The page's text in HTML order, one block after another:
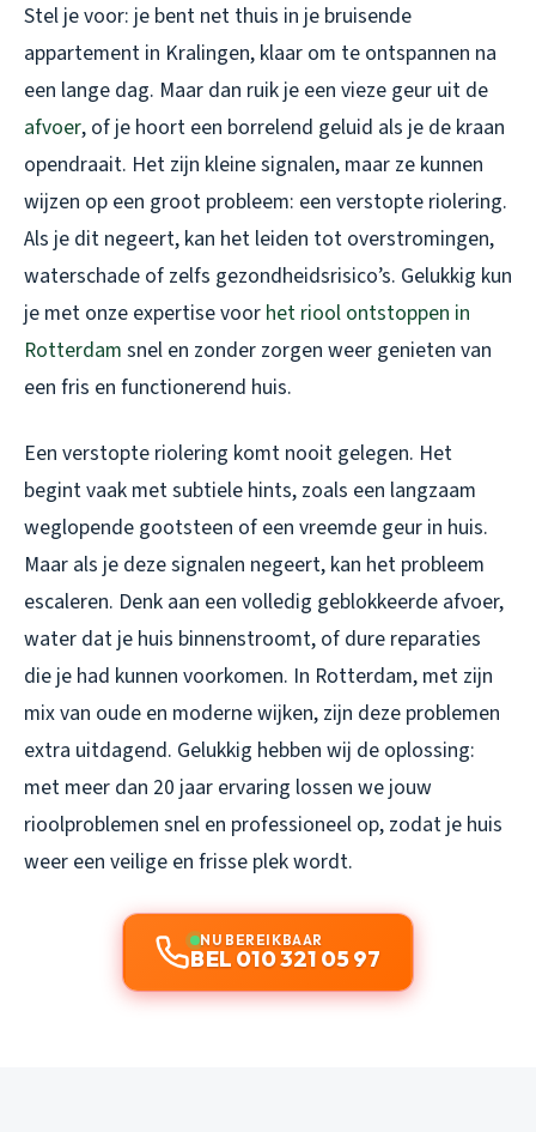
Stel je voor: je bent net thuis in je bruisende
appartement in Kralingen, klaar om te ontspannen na
een lange dag. Maar dan ruik je een vieze geur uit de
afvoer, of je hoort een borrelend geluid als je de kraan
opendraait. Het zijn kleine signalen, maar ze kunnen
wijzen op een groot probleem: een verstopte riolering.
Als je dit negeert, kan het leiden tot overstromingen,
waterschade of zelfs gezondheidsrisico’s. Gelukkig kun
je met onze expertise voor het riool ontstoppen in
Rotterdam snel en zonder zorgen weer genieten van
een fris en functionerend huis.
Een verstopte riolering komt nooit gelegen. Het
begint vaak met subtiele hints, zoals een langzaam
weglopende gootsteen of een vreemde geur in huis.
Maar als je deze signalen negeert, kan het probleem
escaleren. Denk aan een volledig geblokkeerde afvoer,
water dat je huis binnenstroomt, of dure reparaties
die je had kunnen voorkomen. In Rotterdam, met zijn
mix van oude en moderne wijken, zijn deze problemen
extra uitdagend. Gelukkig hebben wij de oplossing:
met meer dan 20 jaar ervaring lossen we jouw
rioolproblemen snel en professioneel op, zodat je huis
weer een veilige en frisse plek wordt.
NU BEREIKBAAR
BEL 010 321 05 97